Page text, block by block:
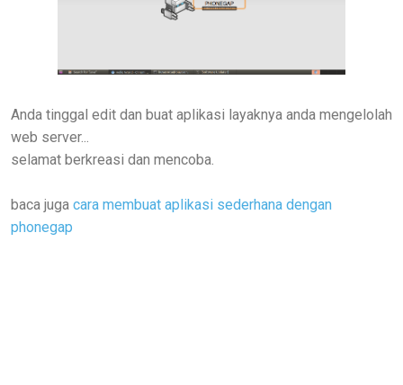
Anda tinggal edit dan buat aplikasi layaknya anda mengelolah
web server...
selamat berkreasi dan mencoba.
baca juga cara membuat aplikasi sederhana dengan
phonegap